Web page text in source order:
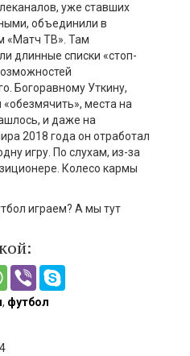
уже ставших
объединили в
«Матч ТВ». Там
длинные списки «стоп-
Богоравному Уткину,
места на
и даже на
2018 года он отработал
игру. По слухам, из-за
Колесо кармы
играем? А мы тут
, футбол